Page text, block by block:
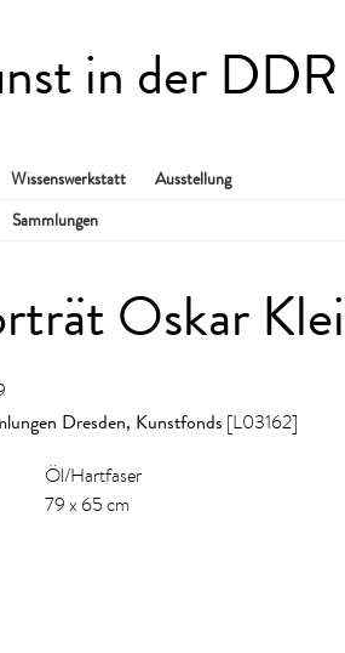
in der DDR
Wissenswerkstatt
Ausstellung
Sammlungen
Oskar
Dresden, Kunstfonds [L03162]
Öl/Hartfaser
79 x 65 cm